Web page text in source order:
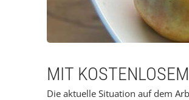
MIT
Die aktuelle Situation auf dem